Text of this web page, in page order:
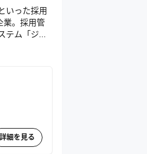
いった採用
業。採用管
テム「ジョ
詳細を見る